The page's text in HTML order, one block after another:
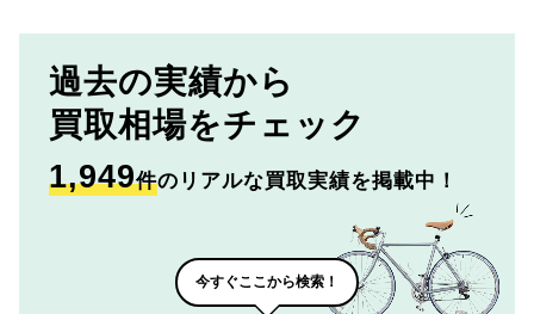
過去の実績から
買取相場をチェック
1,949件のリアルな買取実績を掲載中！
今すぐここから検索！